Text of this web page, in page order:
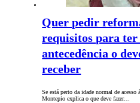
Quer pedir
requisitos para
antecedência o
receber
Se está perto da idade normal de
Montepio explica o que deve fazer…